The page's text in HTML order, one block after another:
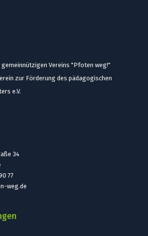
Vereins "Pfoten weg!"
zur Förderung des pädagogischen
e.V.
34
77
weg.de